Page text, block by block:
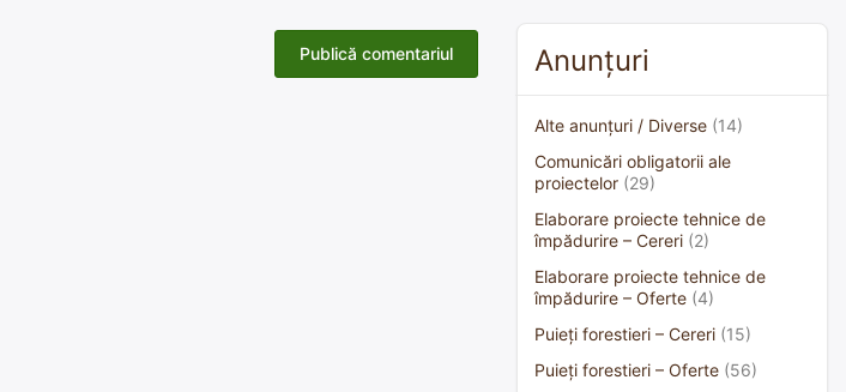
Anunțuri
Alte anunțuri / Diverse (14)
Comunicări obligatorii ale
proiectelor (29)
Elaborare proiecte tehnice de
împădurire – Cereri (2)
Elaborare proiecte tehnice de
împădurire – Oferte (4)
Puieți forestieri – Cereri (15)
Puieți forestieri – Oferte (56)